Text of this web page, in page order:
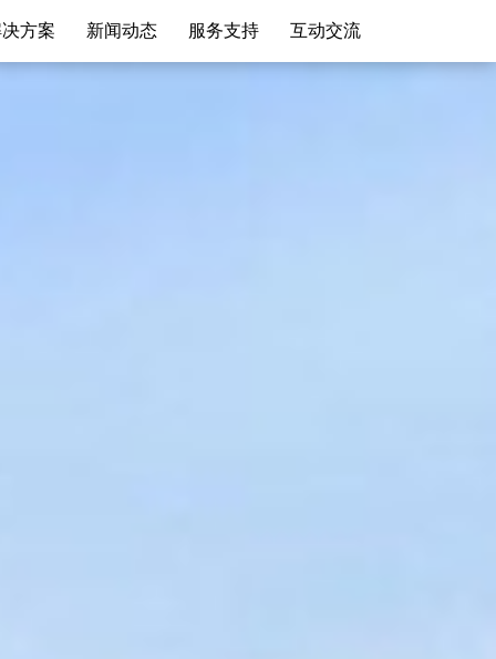
方案 新闻动态 服务支持 互动交流